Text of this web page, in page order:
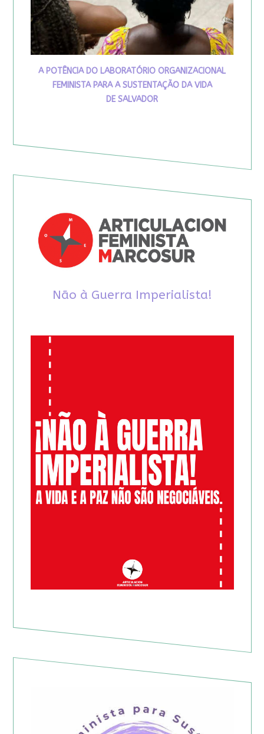
A POTÊNCIA DO LABORATÓRIO ORGANIZACIONAL
FEMINISTA PARA A SUSTENTAÇÃO DA VIDA
DE SALVADOR
Não à Guerra Imperialista!